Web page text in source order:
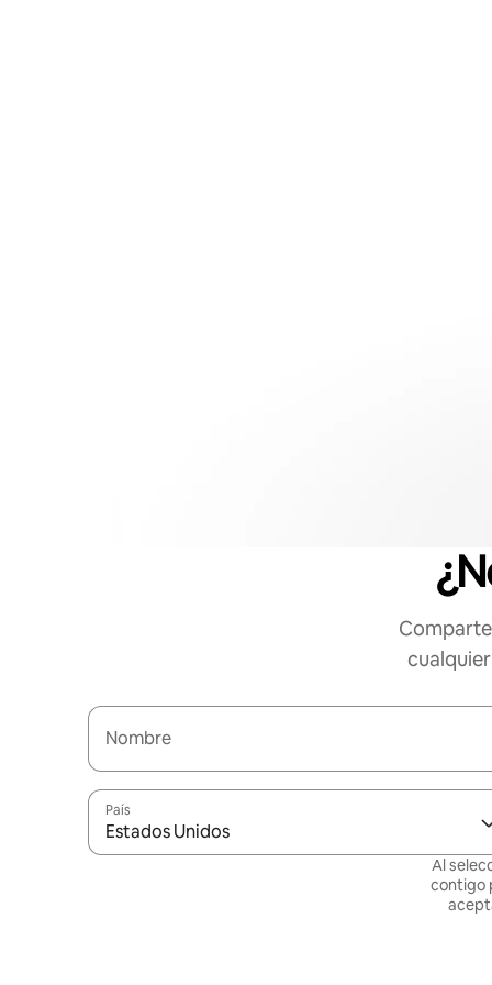
Nombre
País
Estados Unidos
Al
contigo